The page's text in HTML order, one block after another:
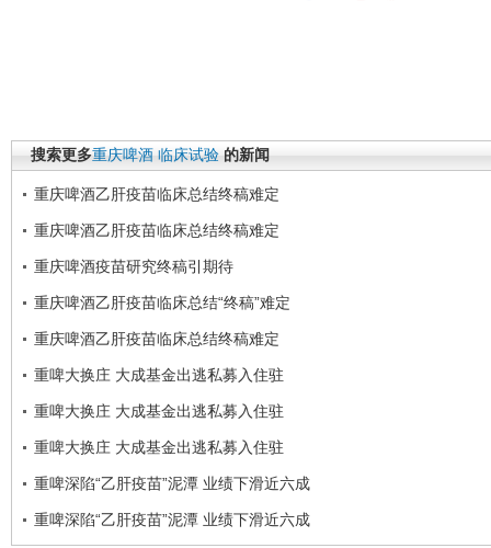
搜索更多重庆啤酒 临床试验 的新闻
重庆啤酒乙肝疫苗临床总结终稿难定
重庆啤酒乙肝疫苗临床总结终稿难定
重庆啤酒疫苗研究终稿引期待
重庆啤酒乙肝疫苗临床总结“终稿”难定
重庆啤酒乙肝疫苗临床总结终稿难定
重啤大换庄 大成基金出逃私募入住驻
重啤大换庄 大成基金出逃私募入住驻
重啤大换庄 大成基金出逃私募入住驻
重啤深陷“乙肝疫苗”泥潭 业绩下滑近六成
重啤深陷“乙肝疫苗”泥潭 业绩下滑近六成